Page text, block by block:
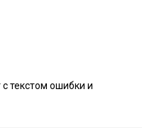
текстом ошибки и